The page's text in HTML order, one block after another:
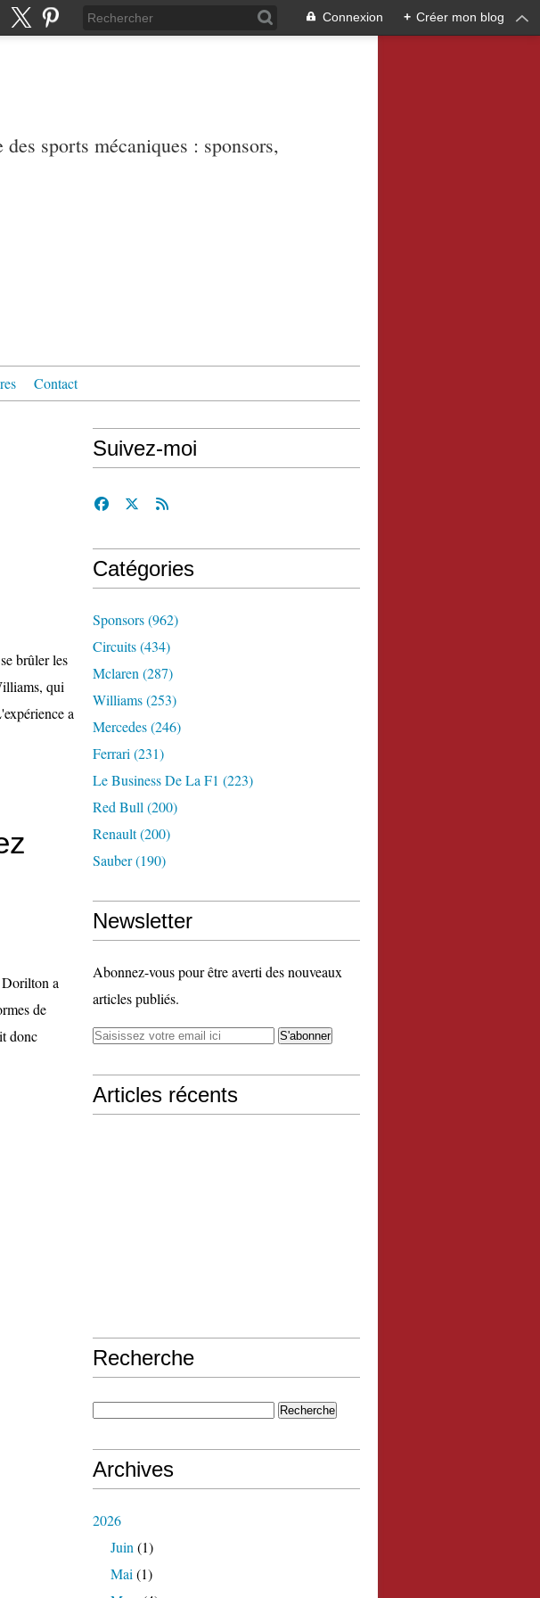
Connexion + Créer mon blog
sports mécaniques : sponsors,
Contact
brûler les
qui
a
Dorilton a
de
donc
Suivez-moi
Catégories
Sponsors(962)
Circuits(434)
Mclaren (287)
Williams(253)
Mercedes(246)
Ferrari (231)
Le Business De La F1 (223)
Red Bull (200)
Renault(200)
Sauber(190)
Newsletter
Abonnez-vous pour être averti des nouveaux
articles publiés.
Articles récents
Recherche
Archives
2026
Juin (1)
Mai (1)